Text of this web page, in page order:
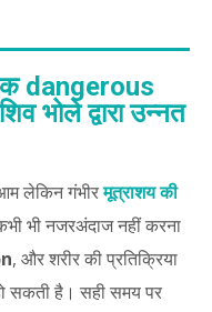
dangerous
भोले द्वारा उन्नत
लेकिन गंभीरमूत्राशय की
भी नजरअंदाज नहीं करना
, और शरीर की प्रतिक्रिया
सकती है। सही समय पर